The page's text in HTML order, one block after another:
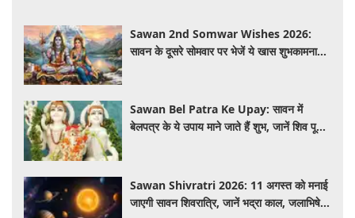
Sawan 2nd Somwar Wishes 2026:
सावन के दूसरे सोमवार पर भेजें ये खास शुभकामना
Sawan Bel Patra Ke Upay: सावन में
बेलपत्र के ये उपाय माने जाते हैं शुभ, जानें शिव पूजा
Sawan Shivratri 2026: 11 अगस्त को मनाई
जाएगी सावन शिवरात्रि, जानें भद्रा काल, जलाभिषेक